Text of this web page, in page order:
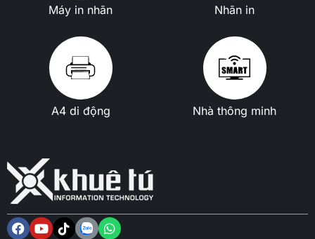
Máy in nhãn Nhãn in
A4 di động Nhà thông minh